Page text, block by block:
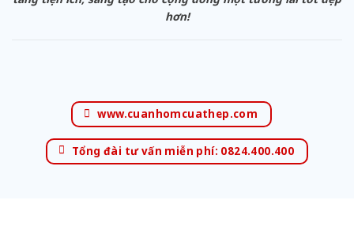
hơn!
www.cuanhomcuathep.com
Tổng đài tư vấn miễn phí: 0824.400.400